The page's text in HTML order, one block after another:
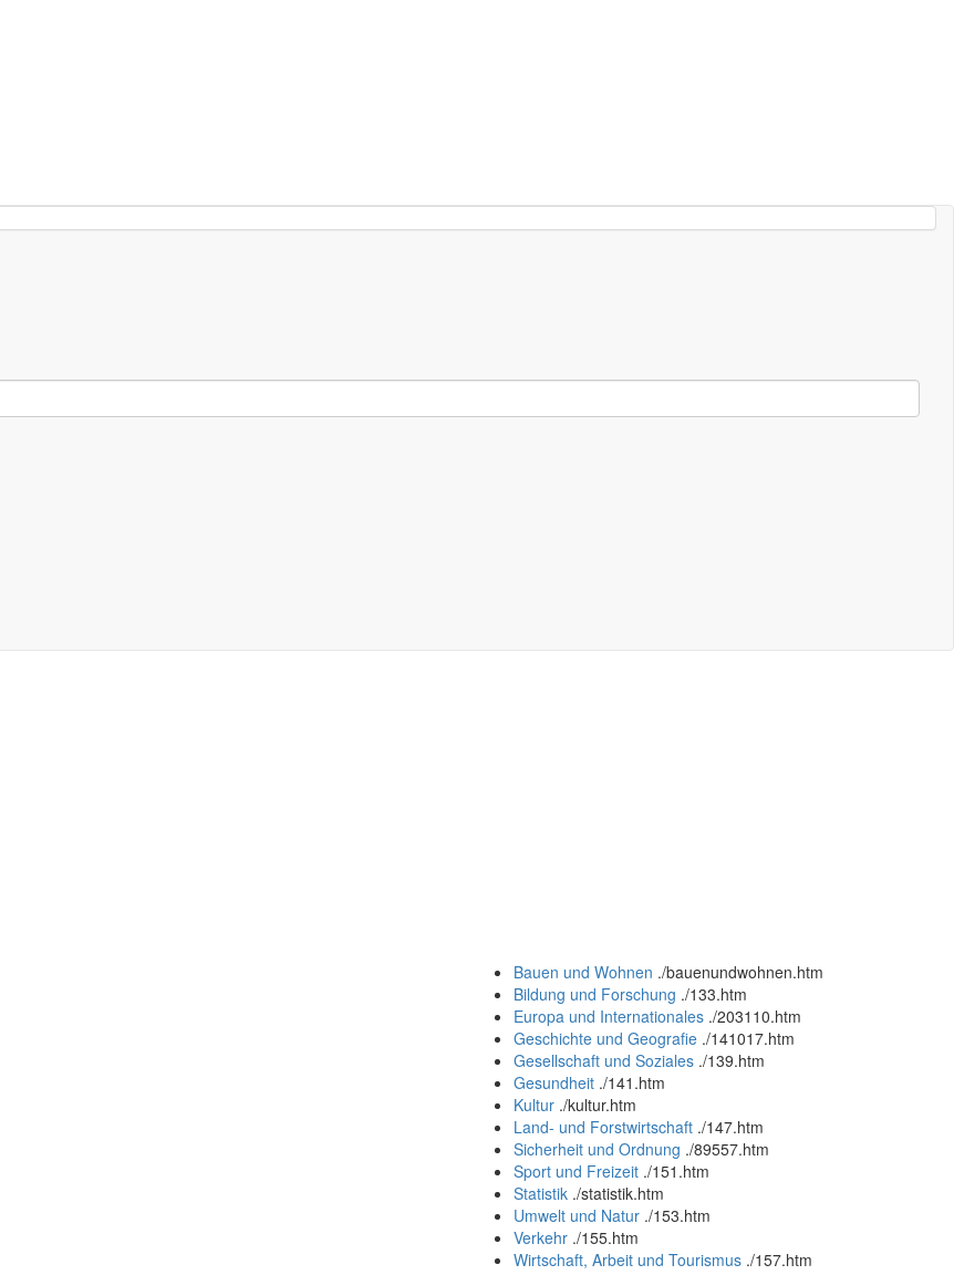
Bauen und Wohnen ./bauenundwohnen.htm
Bildung und Forschung ./133.htm
Europa und Internationales ./203110.htm
Geschichte und Geografie ./141017.htm
Gesellschaft und Soziales ./139.htm
Gesundheit ./141.htm
Kultur ./kultur.htm
Land- und Forstwirtschaft ./147.htm
Sicherheit und Ordnung ./89557.htm
Sport und Freizeit ./151.htm
Statistik ./statistik.htm
Umwelt und Natur ./153.htm
Verkehr ./155.htm
Wirtschaft, Arbeit und Tourismus ./157.htm